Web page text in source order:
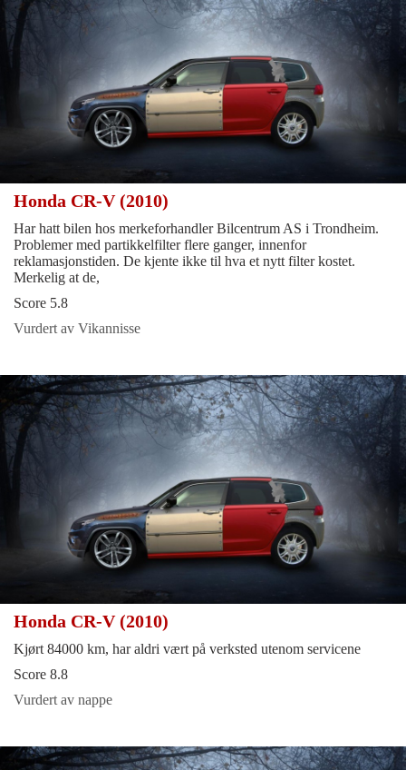
Honda CR-V (2010)
Har hatt bilen hos merkeforhandler Bilcentrum AS i Trondheim.
Problemer med partikkelfilter flere ganger, innenfor
reklamasjonstiden. De kjente ikke til hva et nytt filter kostet.
Merkelig at de,
Score 5.8
Vurdert av Vikannisse
Honda CR-V (2010)
Kjørt 84000 km, har aldri vært på verksted utenom servicene
Score 8.8
Vurdert av nappe